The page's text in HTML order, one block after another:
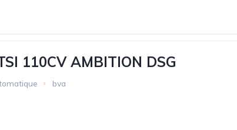
110CV AMBITION DSG
bva